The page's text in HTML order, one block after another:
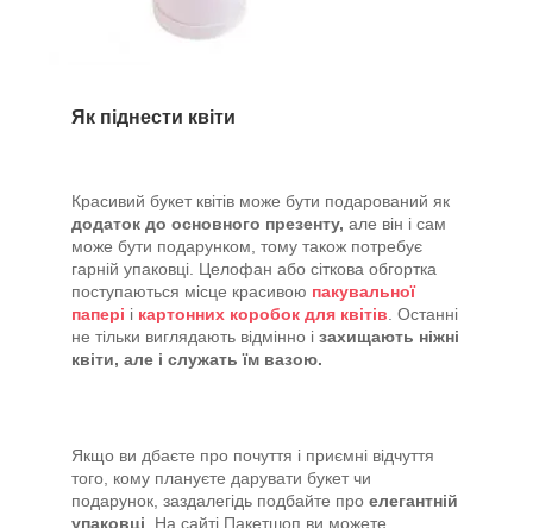
Як піднести квіти
Красивий букет квітів може бути подарований як
додаток до основного презенту, але він і сам
може бути подарунком, тому також потребує
гарній упаковці. Целофан або сіткова обгортка
поступаються місце красивою пакувальної
папері і картонних коробок для квітів . Останні
не тільки виглядають відмінно і захищають ніжні
квіти, але і служать їм вазою.
Якщо ви дбаєте про почуття і приємні відчуття
того, кому плануєте дарувати букет чи
подарунок, заздалегідь подбайте про елегантній
упаковці . На сайті Пакетшоп ви можете